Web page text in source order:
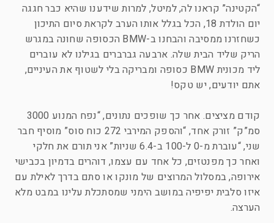
“הקטינה” קראנו לה, למיטל, למרות שידענו שהיא כבר חגגה
יום הולדת 18, הכל בגלל אותו הערב לקראת סיום התיכון
כשחזרנו ממסיבה והבחנו ב-BMW הכסופה שחונה במגרש
הריק שליד הבית שלה. ארבעה גברברים בגילנו לא עוברים
ליד מכונית BMW כסופה ומבריקה בלי לשטוף את העיניים,
אתם יודעים, יש טקס!
קודם מציצים. אחר כך שופכים נתונים, “נפח המנוע 3000
סמ”ק” זורק אחד, “והספק המירבי 272 כוח סוס” מוסיף חבר
שני, “עוברת מ-0 ל-100 ב-6.4 שניות” אני תורם את חלקי
ואחר כך מפנטזים, כל אחד עם עצמו, דוהרים בדמיון בכבישי
אירופה, במסלול המרוצים של מונקו או סתם בדרך לאילת עם
איזו סלבית יפיפיה במושב הימני שמסתכלת עלינו במבט מלא
הערצה.